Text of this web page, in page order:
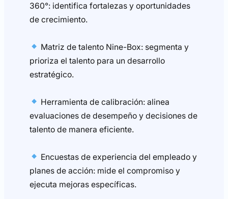
360°: identifica fortalezas y oportunidades
de crecimiento.
Matriz de talento Nine-Box: segmenta y
prioriza el talento para un desarrollo
estratégico.
Herramienta de calibración: alinea
evaluaciones de desempeño y decisiones de
talento de manera eficiente.
Encuestas de experiencia del empleado y
planes de acción: mide el compromiso y
ejecuta mejoras específicas.